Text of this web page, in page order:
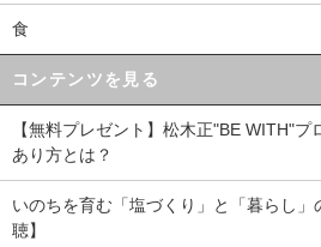
食
コンテンツを見る
【無料プレゼント】松木正"BE WITH"プ
あり方とは？
いのちを育む「塩づくり」と「暮らし
聴】